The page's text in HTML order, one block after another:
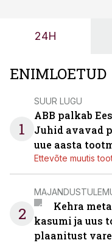
24H
ENIMLOETUD
1
SUUR LUGU
ABB palkab
Juhid avavad
uue aasta
Ettevõte muutis
2
Kehra
kasumi ja uus
plaanitust